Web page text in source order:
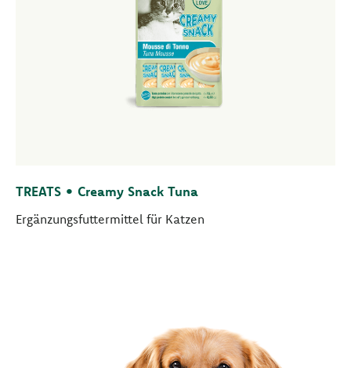
TREATS • Creamy Snack Tuna
Ergänzungsfuttermittel für Katzen